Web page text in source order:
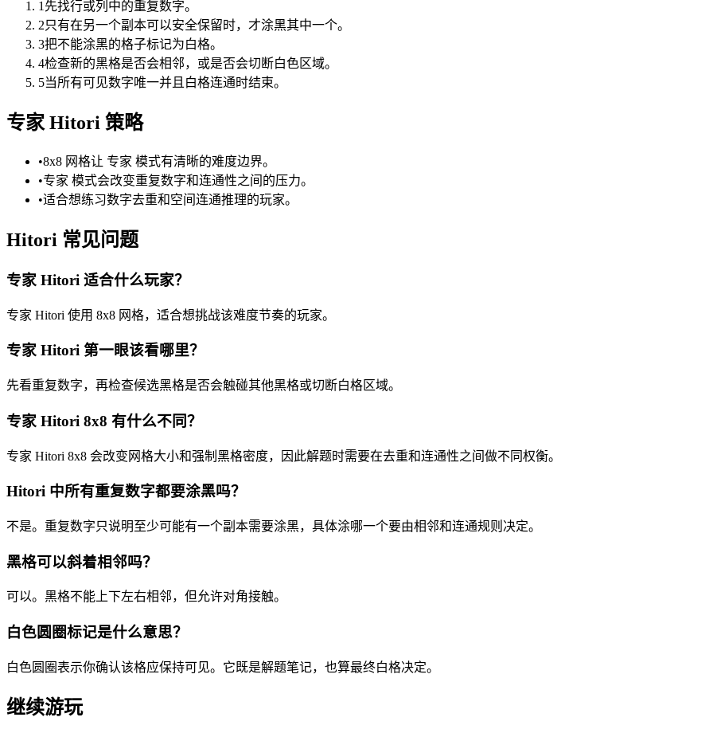
1 先找行或列中的重复数字。
2只有在另一个副本可以安全保留时，才涂黑其中一个。
3把不能涂黑的格子标记为白格。
4检查新的黑格是否会相邻，或是否会切断白色区域。
5当所有可见数字唯一并且白格连通时结束。
专家 Hitori 策略
•8x8 网格让 专家 模式有清晰的难度边界。
•专家 模式会改变重复数字和连通性之间的压力。
•适合想练习数字去重和空间连通推理的玩家。
Hitori 常见问题
专家 Hitori 适合什么玩家？
专家 Hitori 使用 8x8 网格，适合想挑战该难度节奏的玩家。
专家 Hitori 第一眼该看哪里？
先看重复数字，再检查候选黑格是否会触碰其他黑格或切断白格区域。
专家 Hitori 8x8 有什么不同？
专家 Hitori 8x8 会改变网格大小和强制黑格密度，因此解题时需要在去重和连通性之间做不同权衡。
Hitori 中所有重复数字都要涂黑吗？
不是。重复数字只说明至少可能有一个副本需要涂黑，具体涂哪一个要由相邻和连通规则决定。
黑格可以斜着相邻吗？
可以。黑格不能上下左右相邻，但允许对角接触。
白色圆圈标记是什么意思？
白色圆圈表示你确认该格应保持可见。它既是解题笔记，也算最终白格决定。
继续游玩